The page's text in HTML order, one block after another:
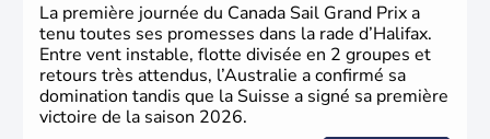
La première journée du Canada Sail Grand Prix a
tenu toutes ses promesses dans la rade d’Halifax.
Entre vent instable, flotte divisée en 2 groupes et
retours très attendus, l’Australie a confirmé sa
domination tandis que la Suisse a signé sa première
victoire de la saison 2026.